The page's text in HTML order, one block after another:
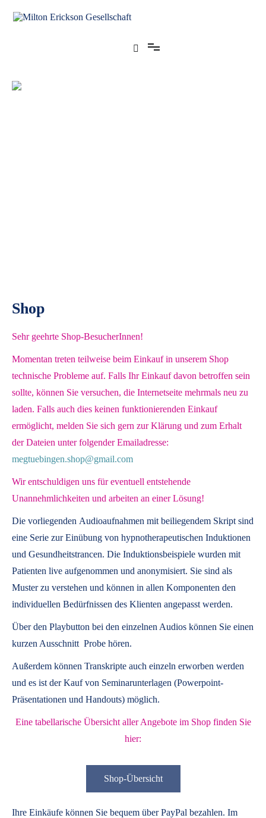
Shop
Sehr geehrte Shop-BesucherInnen!
Momentan treten teilweise beim Einkauf in unserem Shop
technische Probleme auf. Falls Ihr Einkauf davon betroffen sein
sollte, können Sie versuchen, die Internetseite mehrmals neu zu
laden. Falls auch dies keinen funktionierenden Einkauf
ermöglicht, melden Sie sich gern zur Klärung und zum Erhalt
der Dateien unter folgender Emailadresse:
megtuebingen.shop@gmail.com
Wir entschuldigen uns für eventuell entstehende
Unannehmlichkeiten und arbeiten an einer Lösung!
Die vorliegenden Audioaufnahmen mit beiliegendem Skript sind
eine Serie zur Einübung von hypnotherapeutischen Induktionen
und Gesundheitstrancen. Die Induktionsbeispiele wurden mit
Patienten live aufgenommen und anonymisiert. Sie sind als
Muster zu verstehen und können in allen Komponenten den
individuellen Bedürfnissen des Klienten angepasst werden.
Über den Playbutton bei den einzelnen Audios können Sie einen
kurzen Ausschnitt Probe hören.
Außerdem können Transkripte auch einzeln erworben werden
und es ist der Kauf von Seminarunterlagen (Powerpoint-
Präsentationen und Handouts) möglich.
Eine tabellarische Übersicht aller Angebote im Shop finden Sie
hier:
Shop-Übersicht
Ihre Einkäufe können Sie bequem über PayPal bezahlen. Im